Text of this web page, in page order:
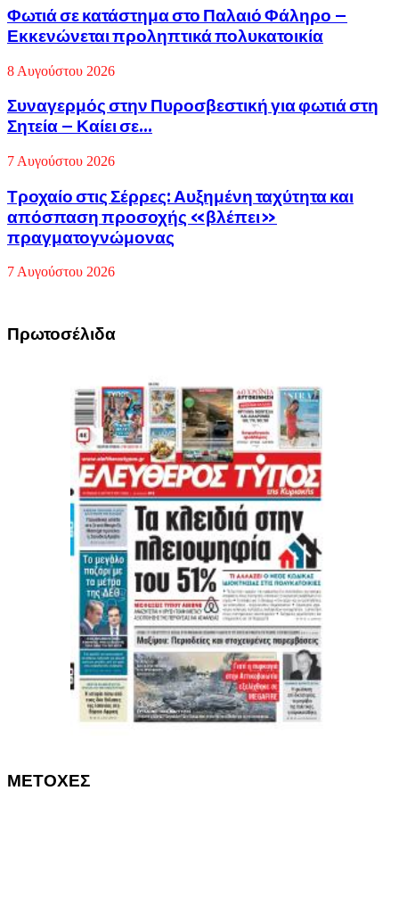
Φωτιά σε κατάστημα στο Παλαιό Φάληρο –
Εκκενώνεται προληπτικά πολυκατοικία
8 Αυγούστου 2026
Συναγερμός στην Πυροσβεστική για φωτιά στη
Σητεία – Καίει σε...
7 Αυγούστου 2026
Τροχαίο στις Σέρρες: Αυξημένη ταχύτητα και
απόσπαση προσοχής «βλέπει»
πραγματογνώμονας
7 Αυγούστου 2026
ΜΕΤΟΧΕΣ
Πρωτοσέλιδα